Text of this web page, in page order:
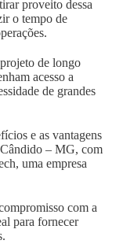
proveito dessa
o tempo de
de longo
acesso a
de grandes
e as vantagens
– MG, com
uma empresa
com a
para fornecer